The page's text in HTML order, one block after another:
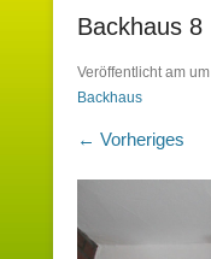
Backhaus 8
Veröffentlicht am um
Backhaus
← Vorheriges